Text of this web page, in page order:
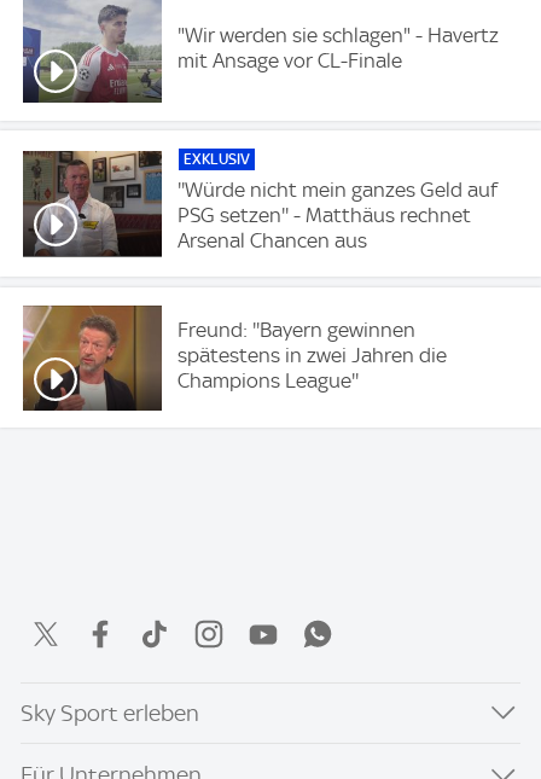
"Wir werden sie schlagen" - Havertz
mit Ansage vor CL-Finale
EXKLUSIV
''Würde nicht mein ganzes Geld auf
PSG setzen'' - Matthäus rechnet
Arsenal Chancen aus
Freund: ''Bayern gewinnen
spätestens in zwei Jahren die
Champions League''
Sky Sport erleben